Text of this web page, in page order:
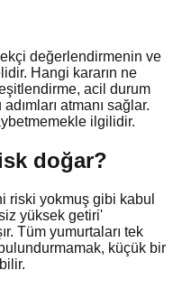
değerlendirmenin ve
Hangi kararın ne
acil durum
atmanı sağlar.
ilgilidir.
doğar?
riski yokmuş gibi kabul
yüksek getiri'
Tüm yumurtaları tek
küçük bir